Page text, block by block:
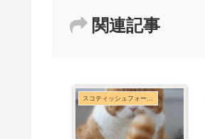
関連記事